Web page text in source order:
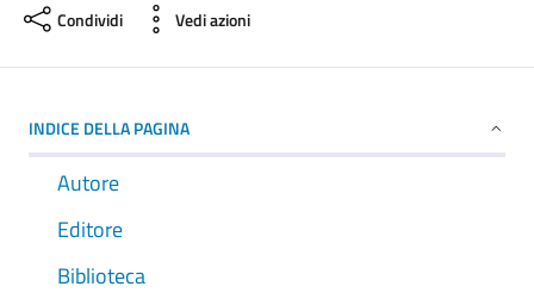
Condividi Vedi azioni
INDICE DELLA PAGINA
Autore
Editore
Biblioteca